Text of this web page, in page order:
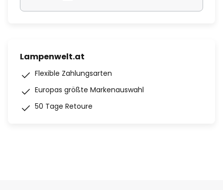
Lampenwelt.at
Flexible Zahlungsarten
Europas größte Markenauswahl
50 Tage Retoure